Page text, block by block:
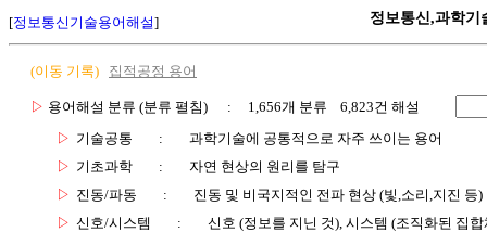
[정보통신기술용어해설] 정보통신,과학기
(이동 기록) 집적공정 용어
▷ 용어해설 분류 (분류 펼침)
: 1,656개 분류 6,823건 해설
▷ 기술공통 :
과학기술에 공통적으로 자주 쓰이는 용어
▷ 기초과학 :
자연 현상의 원리를 탐구
▷ 진동/파동 :
진동 및 비국지적인 전파 현상 (빛,소리,지진 등)
▷ 신호/시스템 :
신호 (정보를 지닌 것), 시스템 (조직화된 집합